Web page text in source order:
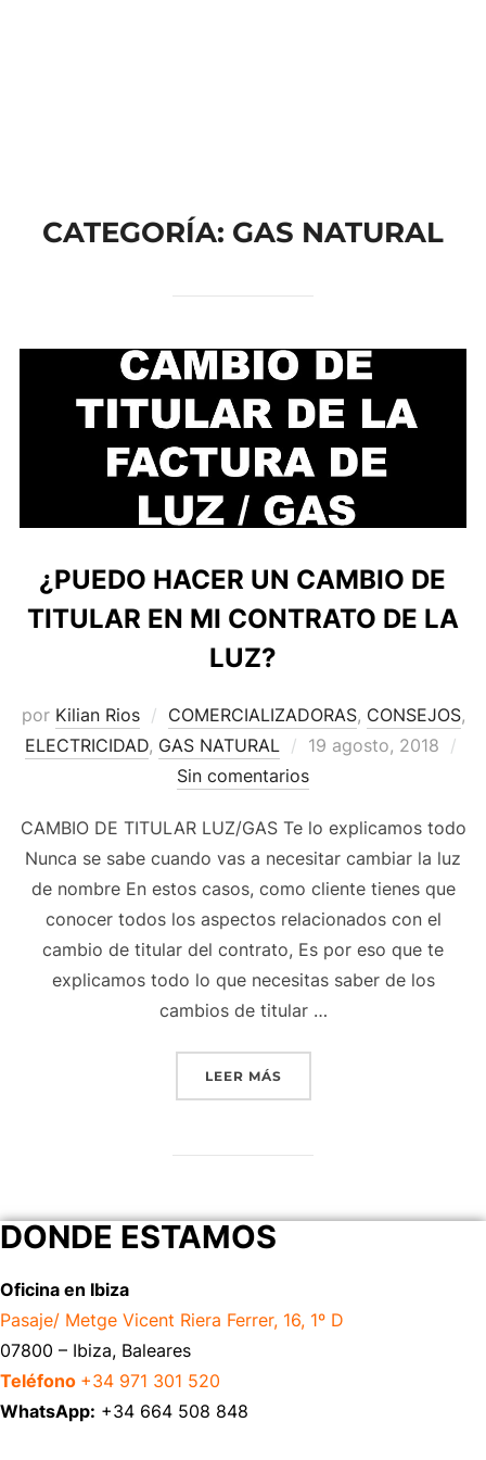
CATEGORÍA: GAS NATURAL
¿PUEDO HACER UN CAMBIO DE
TITULAR EN MI CONTRATO DE LA
LUZ?
por Kilian Rios COMERCIALIZADORAS, CONSEJOS,
ELECTRICIDAD, GAS NATURAL
19 agosto, 2018
Sin comentarios
CAMBIO DE TITULAR LUZ/GAS Te lo explicamos todo
Nunca se sabe cuando vas a necesitar cambiar la luz
de nombre En estos casos, como cliente tienes que
conocer todos los aspectos relacionados con el
cambio de titular del contrato, Es por eso que te
explicamos todo lo que necesitas saber de los
cambios de titular …
LEER MÁS
DONDE ESTAMOS
Oficina en Ibiza
Pasaje/ Metge Vicent Riera Ferrer, 16, 1º D
07800 – Ibiza, Baleares
Teléfono +34 971 301 520
WhatsApp: +34 664 508 848